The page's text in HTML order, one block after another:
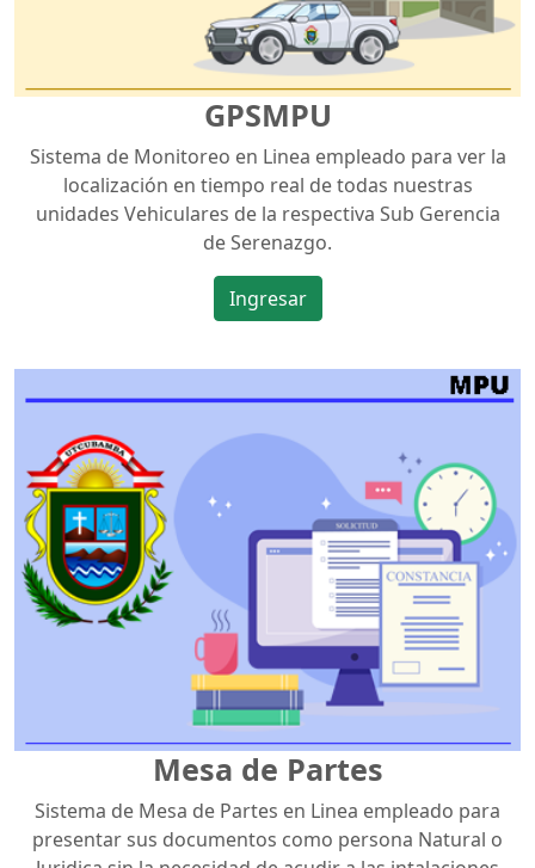
GPSMPU
Sistema de Monitoreo en Linea empleado para ver la
localización en tiempo real de todas nuestras
unidades Vehiculares de la respectiva Sub Gerencia
de Serenazgo.
Ingresar
Mesa de Partes
Sistema de Mesa de Partes en Linea empleado para
presentar sus documentos como persona Natural o